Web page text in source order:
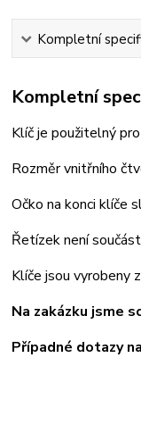
Kompletní
Kompletní
Klíč je použitelný
Rozměr vnitřního
Očko na konci klíče
Řetízek není
Klíče jsou vyrobeny
Na zakázku jsme
Případné dotazy